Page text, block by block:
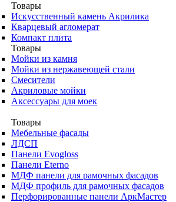
Товары
Искусственный камень Акрилика
Кварцевый агломерат
Компакт плита
Товары
Мойки из камня
Мойки из нержавеющей стали
Смесители
Акриловые мойки
Аксессуары для моек
Товары
Мебельные фасады
ЛДСП
Панели Evogloss
Панели Eterno
МДФ панели для рамочных фасадов
МДФ профиль для рамочных фасадов
Перфорированные панели АркМастер